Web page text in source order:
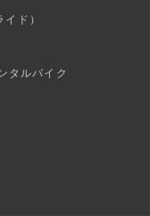
ド）
タルバイク